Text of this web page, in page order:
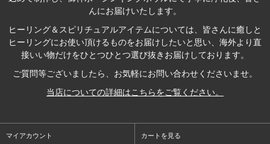
んにお届けいたします。
ヒーリング＆スピリチュアルアイテムについては、皆さんに癒しと
ヒーリングにお使い頂けるものをお届けしたいと思い、海外より直
接いい物だけをひとつひとつ選び抜きお届けしております。
ご質問等ございましたら、お気軽にお問い合わせくださいませ。
当店についての詳細はこちらをご覧ください。
マイアカウント カートを見る